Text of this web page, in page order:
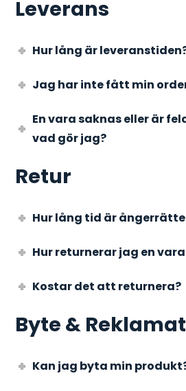
Leverans
Hur lång är
Jag har inte fått min
En vara saknas eller är
vad gör jag?
Retur
Hur lång tid är
Hur returnerar jag en
Kostar det att returnera?
Byte &
Kan jag byta min